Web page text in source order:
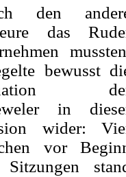
den
das
bewusst
in
wider:
vor
Sitzungen